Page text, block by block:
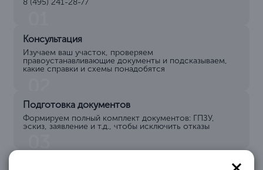
8 (495) 241-28-77
Консультация
Изучаем ваш участок, проверяем
правоустанавливающие документы и подсказываем,
какие справки и схемы понадобятся
Подготовка документов
Формируем полный комплект документов: ГПЗУ,
эскиз, заявление и т.д., чтобы исключить отказы